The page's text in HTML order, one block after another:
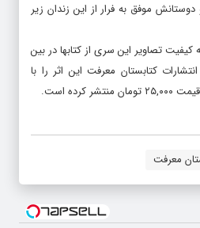
موفق به فرار از این زندان زیر
کیفیت تصاویر این سری از کتابها در بین
کتابستان معرفت این اثر را با
است.
معرفت